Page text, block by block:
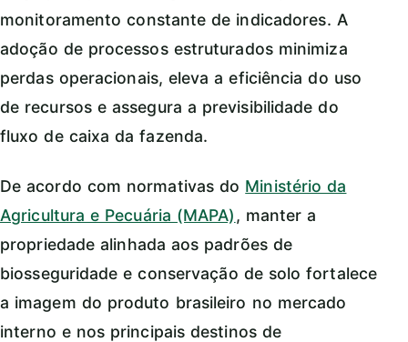
monitoramento constante de indicadores. A
adoção de processos estruturados minimiza
perdas operacionais, eleva a eficiência do uso
de recursos e assegura a previsibilidade do
fluxo de caixa da fazenda.
De acordo com normativas do Ministério da
Agricultura e Pecuária (MAPA), manter a
propriedade alinhada aos padrões de
biosseguridade e conservação de solo fortalece
a imagem do produto brasileiro no mercado
interno e nos principais destinos de